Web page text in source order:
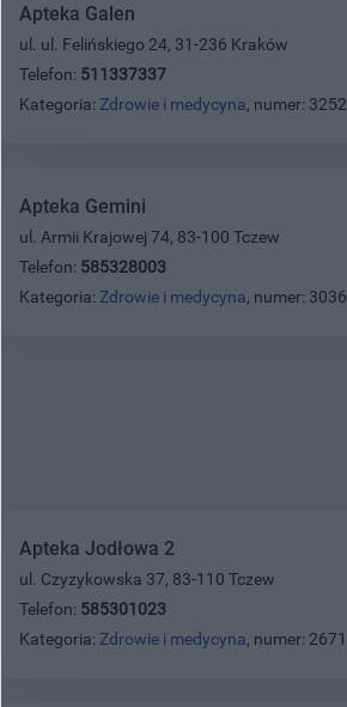
Apteka Galen
ul. ul. Felińskiego 24, 31-236 Kraków
Telefon: 511337337
Kategoria: Zdrowie i medycyna, numer: 3252
Apteka Gemini
ul. Armii Krajowej 74, 83-100 Tczew
Telefon: 585328003
Kategoria: Zdrowie i medycyna, numer: 3036
Apteka Jodłowa 2
ul. Czyzykowska 37, 83-110 Tczew
Telefon: 585301023
Kategoria: Zdrowie i medycyna, numer: 2671